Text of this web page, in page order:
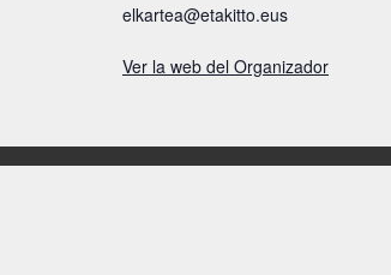
elkartea@etakitto.eus
Ver la web del Organizador